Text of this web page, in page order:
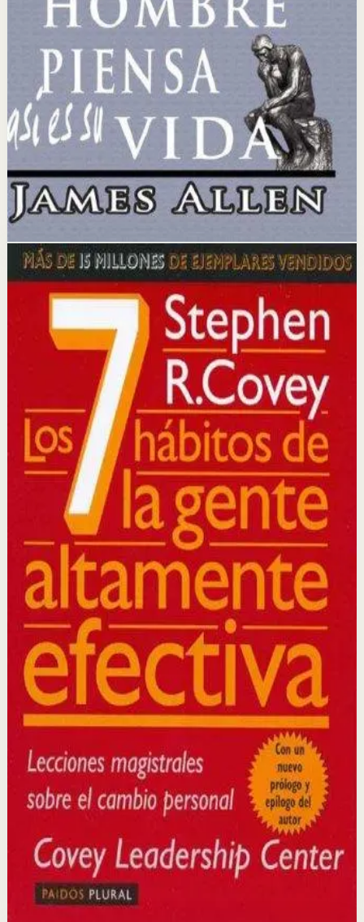
Idea clave
La idea central es que los pensamientos, cuando se
combinan con una fe definitiva y un deseo ardiente,
tienen el poder de convertirse en riqueza material y
éxito.
Selección afiliada
Lograr Exito Profesional
Abrir ficha
Comprar en Kobo
Divulgación: podemos ganar una comisión si compras
mediante este enlace.
Hábitos Efectividad
Los 7 hábitos de la gente altamente
efectiva
Stephen R. Covey
Un clásico de la literatura de autoayuda que presenta
siete principios atemporales para la efectividad personal
y profesional, basándose en la integridad, el carácter y
los principios éticos como fundamento del éxito.
Por qué importa
Este libro importa porque proporciona un marco
completo para transformar no solo cómo trabajas, sino
cómo piensas y te relacionas con los demás en todas las
áreas de tu vida.
Para quién es
Es para profesionales, líderes y cualquier persona que
quiera mejorar su efectividad personal, sus relaciones
interpersonales y su capacidad para lograr resultados
sostenibles.
Idea clave
La idea central es que la verdadera efectividad surge del
carácter y los principios, no de técnicas superficiales;
cambiar los paradigmas internos es la base del cambio
externo.
Desarrollar Disciplina
Abrir ficha
Comprar en Kobo
Divulgación: podemos ganar una comisión si compras
mediante este enlace.